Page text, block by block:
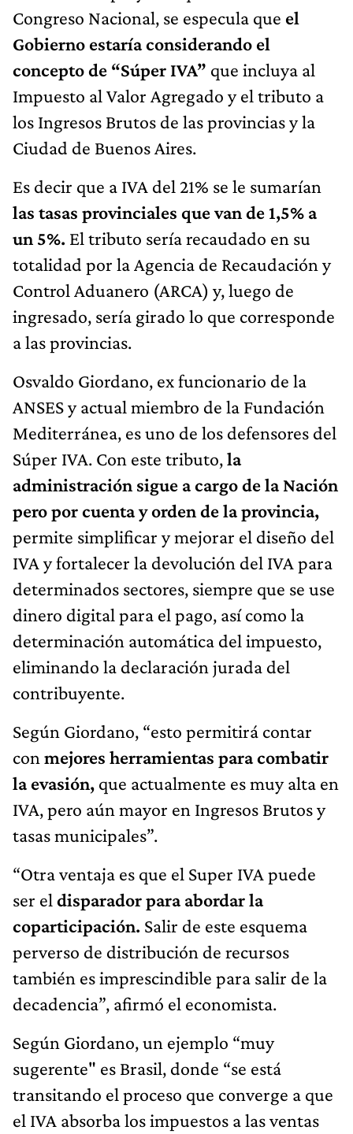
Congreso Nacional, se especula que el
Gobierno estaría considerando el
concepto de “Súper IVA” que incluya al
Impuesto al Valor Agregado y el tributo a
los Ingresos Brutos de las provincias y la
Ciudad de Buenos Aires.
Es decir que a IVA del 21% se le sumarían
las tasas provinciales que van de 1,5% a
un 5%. El tributo sería recaudado en su
totalidad por la Agencia de Recaudación y
Control Aduanero (ARCA) y, luego de
ingresado, sería girado lo que corresponde
a las provincias.
Osvaldo Giordano, ex funcionario de la
ANSES y actual miembro de la Fundación
Mediterránea, es uno de los defensores del
Súper IVA. Con este tributo,la
administración sigue a cargo de la Nación
pero por cuenta y orden de la provincia,
permite simplificar y mejorar el diseño del
IVA y fortalecer la devolución del IVA para
determinados sectores, siempre que se use
dinero digital para el pago, así como la
determinación automática del impuesto,
eliminando la declaración jurada del
contribuyente.
Según Giordano, “esto permitirá contar
con mejores herramientas para combatir
la evasión, que actualmente es muy alta en
IVA, pero aún mayor en Ingresos Brutos y
tasas municipales”.
“Otra ventaja es que el Super IVA puede
ser el disparador para abordar la
coparticipación. Salir de este esquema
perverso de distribución de recursos
también es imprescindible para salir de la
decadencia”, afirmó el economista.
Según Giordano, un ejemplo “muy
sugerente" es Brasil, donde “se está
transitando el proceso que converge a que
el IVA absorba los impuestos a las ventas